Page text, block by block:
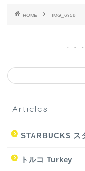
HOME IMG_6859
Articles
STARBUCKS ス
トルコ Turkey